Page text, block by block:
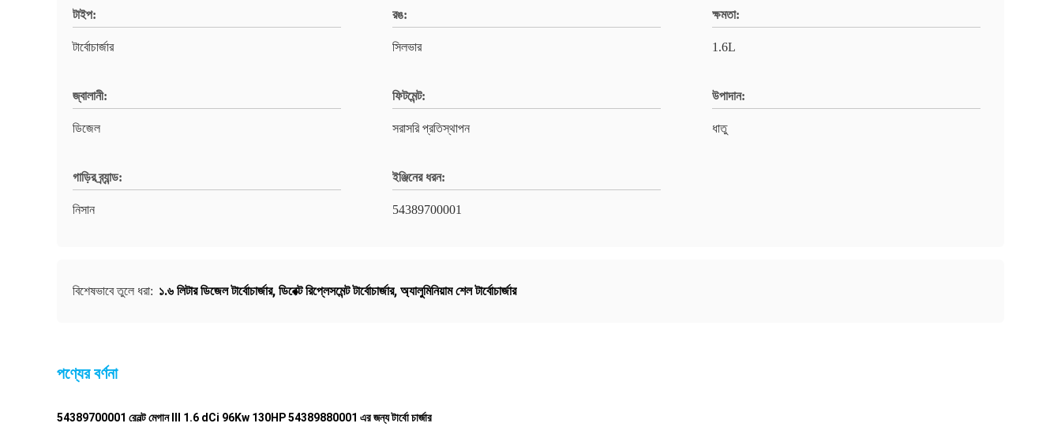
টাইপ:
টার্বোচার্জার
রঙ:
সিলভার
ক্ষমতা:
1.6L
জ্বালানী:
ডিজেল
ফিটমেন্ট:
সরাসরি প্রতিস্থাপন
উপাদান:
ধাতু
গাড়ির ব্র্যান্ড:
নিসান
ইঞ্জিনের ধরন:
54389700001
বিশেষভাবে তুলে ধরা: ১.৬ লিটার ডিজেল টার্বোচার্জার, ডিরেক্ট রিপ্লেসমেন্ট টার্বোচার্জার, অ্যালুমিনিয়াম শেল টার্বোচার্জার
পণ্যের বর্ণনা
54389700001 রেনল্ট মেগান III 1.6 dCi 96Kw 130HP 54389880001 এর জন্য টার্বো চার্জার